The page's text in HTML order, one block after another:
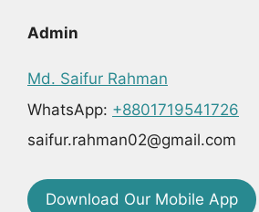
Admin
Md. Saifur Rahman
WhatsApp: +8801719541726
saifur.rahman02@gmail.com
Download Our Mobile App